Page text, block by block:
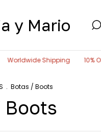
y Mario
Worldwide Shipping 10%
. Botas / Boots
Boots